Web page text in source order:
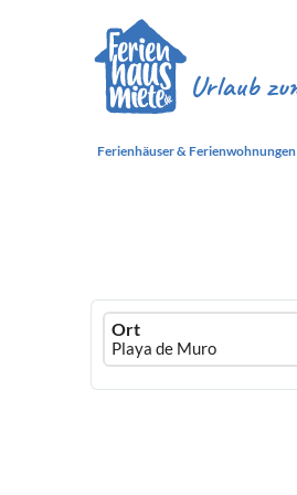
Ferienhäuser & Ferienwohnungen
Ferienhausmiete
logo
Ort